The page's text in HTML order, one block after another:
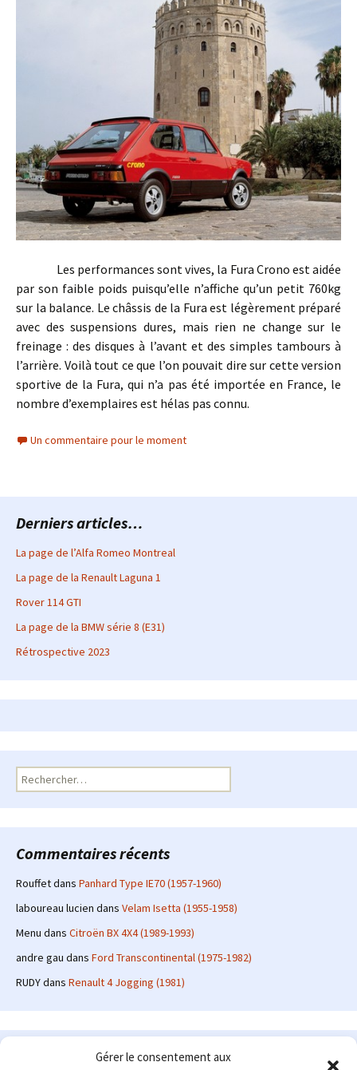
Gérer le consentement aux
Les performances sont vives, la Fura Crono est aidée
par son faible poids puisqu’elle n’affiche qu’un petit 760kg
sur la balance. Le châssis de la Fura est légèrement préparé
avec des suspensions dures, mais rien ne change sur le
freinage : des disques à l’avant et des simples tambours à
l’arrière. Voilà tout ce que l’on pouvait dire sur cette version
sportive de la Fura, qui n’a pas été importée en France, le
nombre d’exemplaires est hélas pas connu.
Un commentaire pour le moment
Derniers articles…
La page de l’Alfa Romeo Montreal
La page de la Renault Laguna 1
Rover 114 GTI
La page de la BMW série 8 (E31)
Rétrospective 2023
Rechercher :
Commentaires récents
Rouffetdans Panhard Type IE70 (1957-1960)
laboureau lucien dans Velam Isetta (1955-1958)
Menu dans Citroën BX 4X4 (1989-1993)
andre gau dans Ford Transcontinental (1975-1982)
RUDYdans Renault 4 Jogging (1981)
Le site en quelques mots